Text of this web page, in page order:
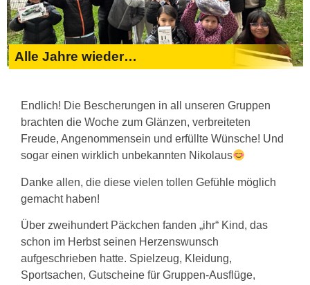
Alle Jahre wieder…
Endlich! Die Bescherungen in all unseren Gruppen
brachten die Woche zum Glänzen, verbreiteten
Freude, Angenommensein und erfüllte Wünsche! Und
sogar einen wirklich unbekannten Nikolaus
Danke allen, die diese vielen tollen Gefühle möglich
gemacht haben!
Über zweihundert Päckchen fanden „ihr“ Kind, das
schon im Herbst seinen Herzenswunsch
aufgeschrieben hatte. Spielzeug, Kleidung,
Sportsachen, Gutscheine für Gruppen-Ausflüge,